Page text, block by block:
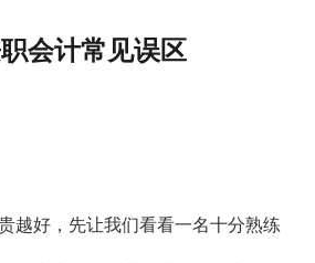
会计常见误区
越好，先让我们看看一名十分熟练